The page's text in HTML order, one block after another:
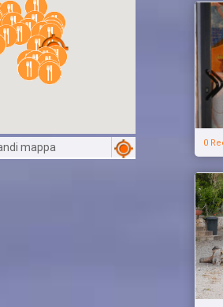
nella mappa
le informazioni
mappa 0